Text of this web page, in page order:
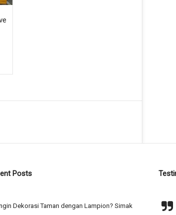
Posts
Dekorasi Taman dengan Lampion? Simak
trimakasih mas acara pernikaanku